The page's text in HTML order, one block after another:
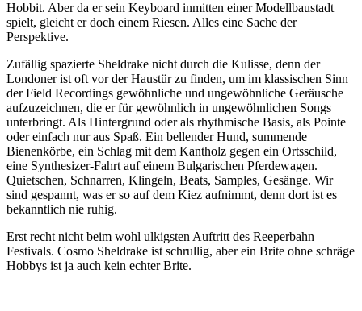
Hobbit. Aber da er sein Keyboard inmitten einer Modellbaustadt
spielt, gleicht er doch einem Riesen. Alles eine Sache der
Perspektive.
Zufällig spazierte Sheldrake nicht durch die Kulisse, denn der
Londoner ist oft vor der Haustür zu finden, um im klassischen Sinn
der Field Recordings gewöhnliche und ungewöhnliche Geräusche
aufzuzeichnen, die er für gewöhnlich in ungewöhnlichen Songs
unterbringt. Als Hintergrund oder als rhythmische Basis, als Pointe
oder einfach nur aus Spaß. Ein bellender Hund, summende
Bienenkörbe, ein Schlag mit dem Kantholz gegen ein Ortsschild,
eine Synthesizer-Fahrt auf einem Bulgarischen Pferdewagen.
Quietschen, Schnarren, Klingeln, Beats, Samples, Gesänge. Wir
sind gespannt, was er so auf dem Kiez aufnimmt, denn dort ist es
bekanntlich nie ruhig.
Erst recht nicht beim wohl ulkigsten Auftritt des Reeperbahn
Festivals. Cosmo Sheldrake ist schrullig, aber ein Brite ohne schräge
Hobbys ist ja auch kein echter Brite.